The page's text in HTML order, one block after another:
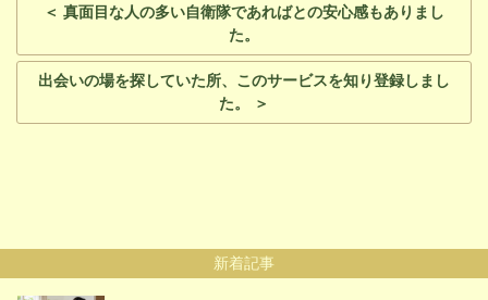
＜ 真面目な人の多い自衛隊であればとの安心感もありまし
た。
出会いの場を探していた所、このサービスを知り登録しまし
た。 ＞
新着記事